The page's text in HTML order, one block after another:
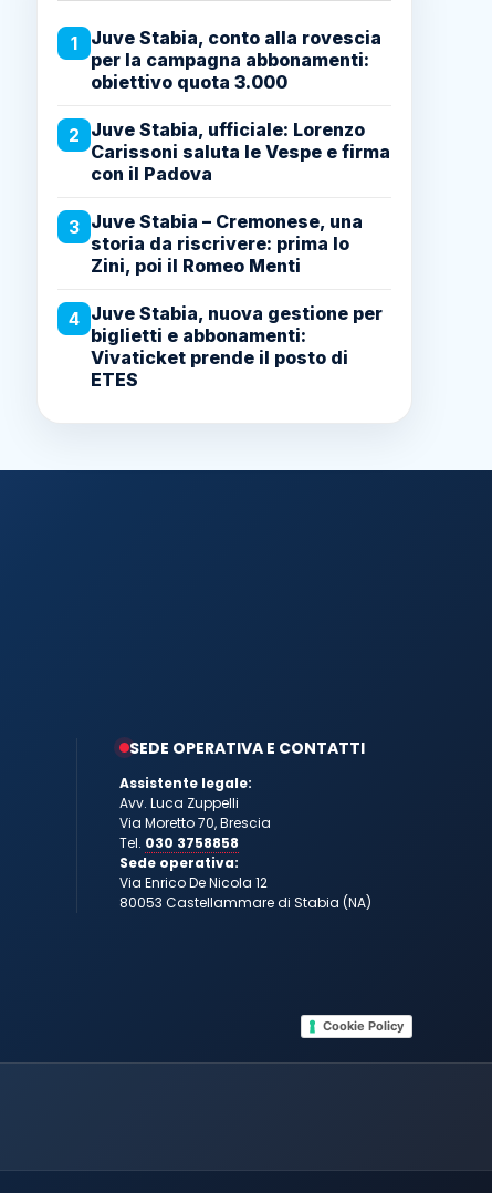
1
Juve Stabia, conto alla rovescia
per la campagna abbonamenti:
obiettivo quota 3.000
2 Juve Stabia, ufficiale: Lorenzo
Carissoni saluta le Vespe e firma
con il Padova
3 Juve Stabia – Cremonese, una
storia da riscrivere: prima lo
Zini, poi il Romeo Menti
4 Juve Stabia, nuova gestione per
biglietti e abbonamenti:
Vivaticket prende il posto di
ETES
SEDE OPERATIVA E CONTATTI
Assistente legale:
Avv. Luca Zuppelli
Via Moretto 70, Brescia
Tel. 030 3758858
Sede operativa:
Via Enrico De Nicola 12
80053 Castellammare di Stabia (NA)
Cookie Policy